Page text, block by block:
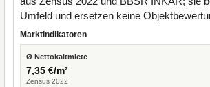
Umfeld und ersetzen keine
Marktindikatoren
Ø Nettokaltmiete
7,35 €/m²
Zensus 2022